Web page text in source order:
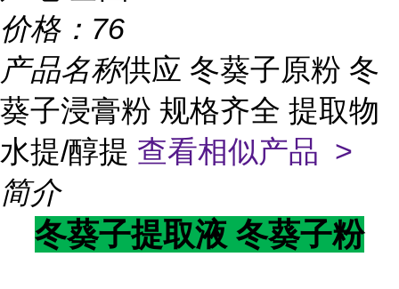
价格： 76
产品名称供应 冬葵子原粉 冬
葵子浸膏粉 规格齐全 提取物
水提/醇提 查看相似产品 >
简介
冬葵子提取液 冬葵子粉